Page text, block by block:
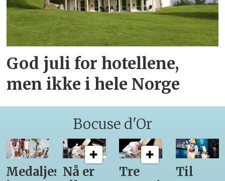
God juli for hotellene,
men ikke i hele Norge
Bocuse d'Or
Medaljestatistikk
Nå er
Tre
Til